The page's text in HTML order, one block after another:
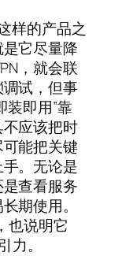
样的产品之
它尽量降
，就会联
试，但事
装即用”靠
应该把时
能把关键
。无论是
查看服务
期使用。
也说明它
力。